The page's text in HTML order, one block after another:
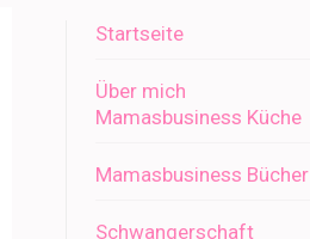
Startseite
Über mich
Mamasbusiness Küche
Mamasbusiness Bücher
Schwangerschaft